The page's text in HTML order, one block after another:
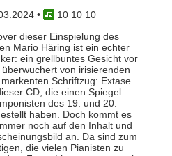
•
10 10 10
dieser Einspielung des
Mario Häring ist ein echter
ein grellbuntes Gesicht vor
von irisierenden
Schriftzug: Extase.
CD, die einen Spiegel
des 19. und 20.
haben. Doch kommt es
noch auf den Inhalt und
an. Da sind zum
die vielen Pianisten zu